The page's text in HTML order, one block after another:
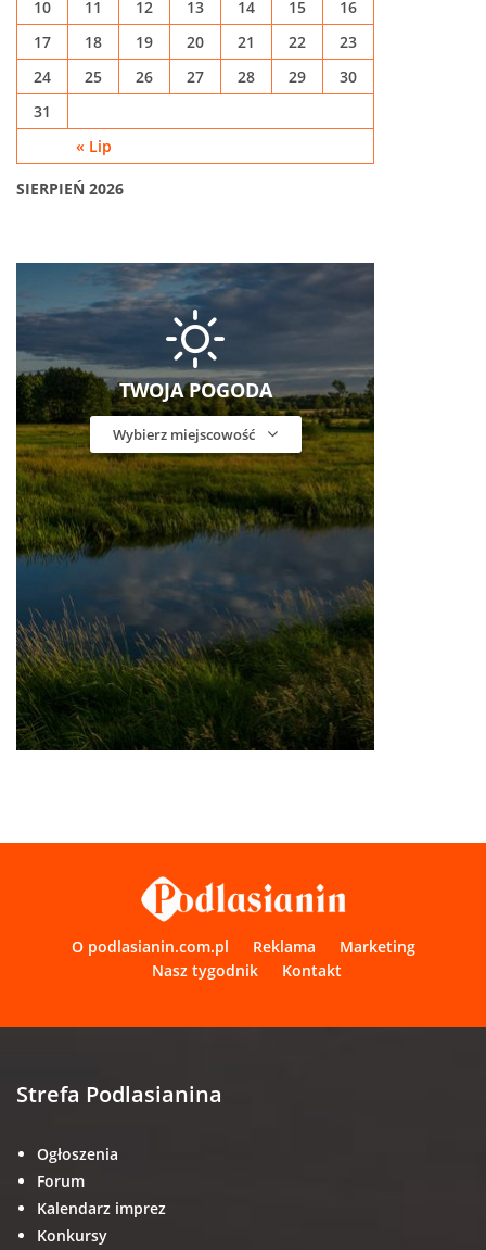
SIERPIEŃ 2026
« Lip
10
11 12 13 14 15
16
17
18 19 20 21 22
23
24
25 26 27 28 29
30
31
TWOJA POGODA
Wybierz miejscowość
O podlasianin.com.pl Reklama
Marketing
Nasz tygodnik
Kontakt
Strefa Podlasianina
Ogłoszenia
Forum
Kalendarz imprez
Konkursy